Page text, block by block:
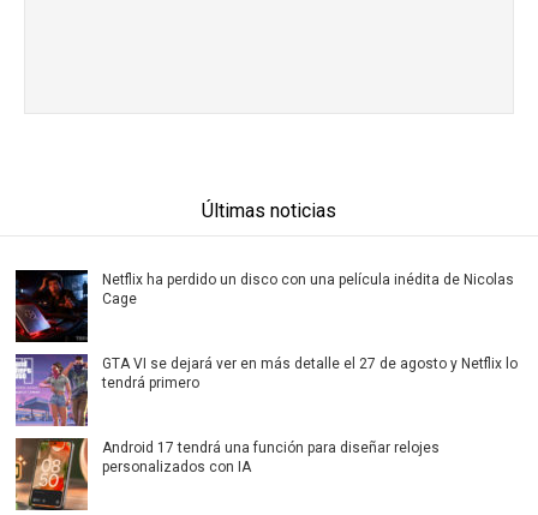
Últimas noticias
Netflix ha perdido un disco con una película inédita de Nicolas
Cage
GTA VI se dejará ver en más detalle el 27 de agosto y Netflix lo
tendrá primero
Android 17 tendrá una función para diseñar relojes
personalizados con IA